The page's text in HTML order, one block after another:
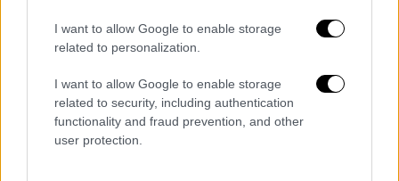
I want to allow Google to enable storage
related to personalization.
I want to allow Google to enable storage
related to security, including authentication
functionality and fraud prevention, and other
user protection.
Ελλάδα|15.05.2026 10:11